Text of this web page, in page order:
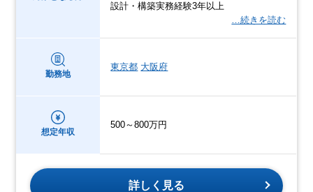
設計・構築実務経験3年以上
…続きを読む
勤務地
東京都 大阪府
想定年収
500～800万円
詳しく見る